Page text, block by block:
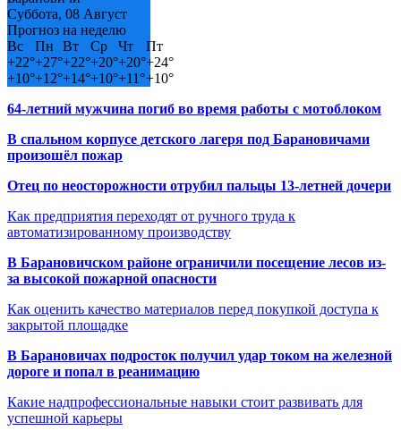
Суббота, 08 Август
Прогноз на неделю
Вс
Пн Вт Ср Чт
Пт
+22°+27°+22°+20°+20°+24°
+10°+12°+14°+10°+11°+10°
64-летний мужчина погиб во время работы с мотоблоком
В спальном корпусе детского лагеря под Барановичами
произошёл пожар
Отец по неосторожности отрубил пальцы 13-летней дочери
Как предприятия переходят от ручного труда к
автоматизированному производству
В Барановичском районе ограничили посещение лесов из-
за высокой пожарной опасности
Как оценить качество материалов перед покупкой доступа к
закрытой площадке
В Барановичах подросток получил удар током на железной
дороге и попал в реанимацию
Какие надпрофессиональные навыки стоит развивать для
успешной карьеры